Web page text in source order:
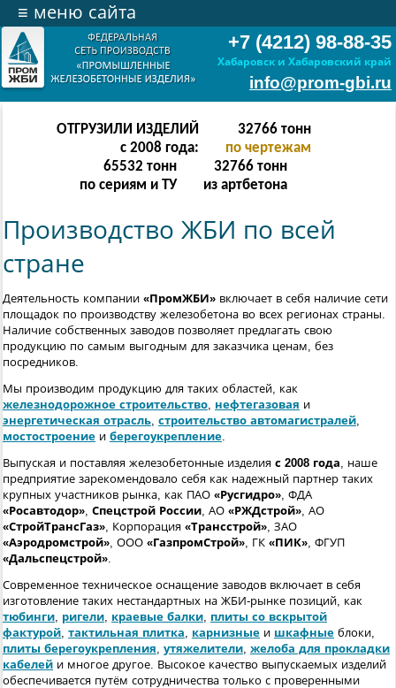
+7 (4212) 98-88-35
Хабаровск и Хабаровский край
info@prom-gbi.ru
≡ меню сайта
ОТГРУЗИЛИ ИЗДЕЛИЙ
с 2008 года:
65534тонн
по чертежам
131068 тонн
по сериям и ТУ
65534 тонн
из артбетона
Производство ЖБИ по всей
стране
Деятельность компании «ПромЖБИ» включает в себя наличие сети
площадок по производству железобетона во всех регионах страны.
Наличие собственных заводов позволяет предлагать свою
продукцию по самым выгодным для заказчика ценам, без
посредников.
Мы производим продукцию для таких областей, как
железнодорожное строительство, нефтегазовая и
энергетическая отрасль, строительство автомагистралей,
мостостроение и берегоукрепление.
Выпуская и поставляя железобетонные изделия с 2008 года, наше
предприятие зарекомендовало себя как надежный партнер таких
крупных участников рынка, как ПАО «Русгидро», ФДА
«Росавтодор», Спецстрой России, АО «РЖДстрой», АО
«СтройТрансГаз», Корпорация «Трансстрой», ЗАО
«Аэродромстрой», ООО «ГазпромСтрой», ГК «ПИК», ФГУП
«Дальспецстрой».
Современное техническое оснащение заводов включает в себя
изготовление таких нестандартных на ЖБИ-рынке позиций, как
тюбинги, ригели, краевые балки, плиты со вскрытой
фактурой, тактильная плитка, карнизные и шкафные блоки,
плиты берегоукрепления, утяжелители, желоба для прокладки
кабелей и многое другое. Высокое качество выпускаемых изделий
обеспечивается путём сотрудничества только с проверенными